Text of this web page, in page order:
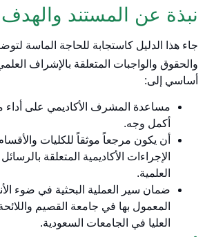
نبذة عن المستند
جاء هذا الدليل كاستجابة للحاجة الماسة
والحقوق والواجبات المتعلقة بالإشراف
أساسي إلى:
مساعدة المشرف الأكاديمي على أداء
أكمل وجه.
أن يكون مرجعاً موثقاً للكليات
الإجراءات الأكاديمية المتعلقة
العلمية.
ضمان سير العملية البحثية في ضوء
المعمول بها في جامعة القصيم
العليا في الجامعات السعودية.